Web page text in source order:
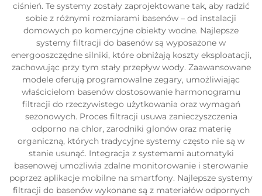
ciśnień. Te systemy zostały zaprojektowane tak, aby radzić
sobie z różnymi rozmiarami basenów – od instalacji
domowych po komercyjne obiekty wodne. Najlepsze
systemy filtracji do basenów są wyposażone w
energooszczędne silniki, które obniżają koszty eksploatacji,
zachowując przy tym stały przepływ wody. Zaawansowane
modele oferują programowalne zegary, umożliwiając
właścicielom basenów dostosowanie harmonogramu
filtracji do rzeczywistego użytkowania oraz wymagań
sezonowych. Proces filtracji usuwa zanieczyszczenia
odporno na chlor, zarodniki glonów oraz materię
organiczną, których tradycyjne systemy często nie są w
stanie usunąć. Integracja z systemami automatyki
basenowej umożliwia zdalne monitorowanie i sterowanie
poprzez aplikacje mobilne na smartfony. Najlepsze systemy
filtracji do basenów wykonane są z materiałów odpornych